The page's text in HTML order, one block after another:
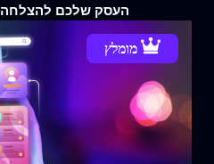
העסק שלכם להצלחה
מומלץ